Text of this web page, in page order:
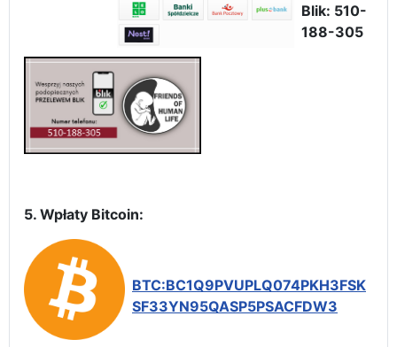
Blik: 510-
188-305
5. Wpłaty Bitcoin:
BTC:BC1Q9PVUPLQ074PKH3FSK
SF33YN95QASP5PSACFDW3